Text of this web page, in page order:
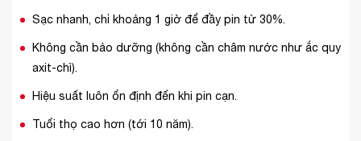
Sạc nhanh, chỉ khoảng 1 giờ để đầy pin từ 30%.
Không cần bảo dưỡng (không cần châm nước như ắc quy
axit-chì).
Hiệu suất luôn ổn định đến khi pin cạn.
Tuổi thọ cao hơn (tới 10 năm).